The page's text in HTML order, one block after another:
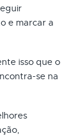
e marcar a
isso que o
se na